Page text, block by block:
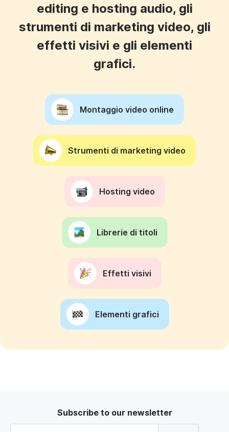
editing e hosting audio, gli
strumenti di marketing video, gli
effetti visivi e gli elementi
grafici.
Montaggio video online
Strumenti di marketing video
Hosting video
Librerie di titoli
Effetti visivi
Elementi grafici
Subscribe to our newsletter